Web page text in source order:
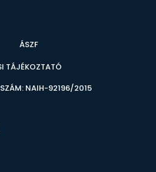
ÁSZF
TÁJÉKOZTATÓ
SZÁM: NAIH-92196/2015